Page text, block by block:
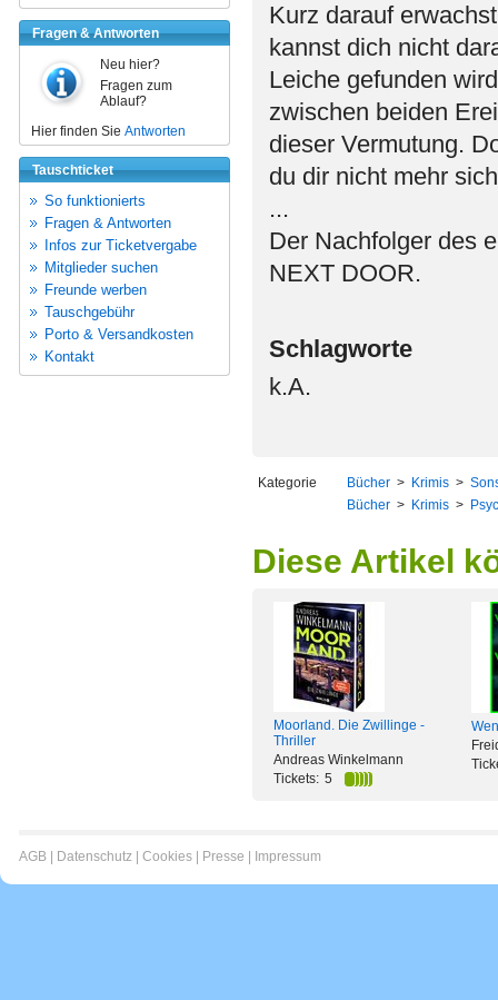
Fragen & Antworten
Neu hier?
Fragen zum
Ablauf?
Hier finden Sie Antworten
Tauschticket
So funktionierts
Fragen & Antworten
Infos zur Ticketvergabe
Mitglieder suchen
Freunde werben
Tauschgebühr
Porto & Versandkosten
Kontakt
Kurz darauf
kannst dich nicht
Leiche gefunden
zwischen beiden
dieser Vermutung.
du dir nicht mehr
...
Der Nachfolger des
NEXT DOOR.
Schlagworte
k.A.
Kategorie Bücher > Krimis >
Bücher > Krimis >
Diese Artikel
Moorland. Die Zwillinge -
Thriller
Andreas Winkelmann
Tickets: 5
AGB Datenschutz Cookies Presse Impressum